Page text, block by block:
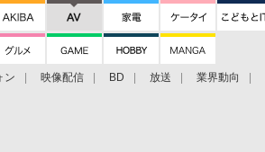
ン 映像配信 BD 放送 業界動向